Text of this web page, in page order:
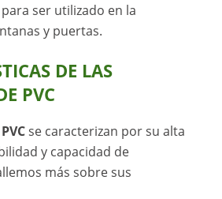
ser utilizado en la
y puertas.
DE LAS
PVC
se caracterizan por su alta
y capacidad de
más sobre sus